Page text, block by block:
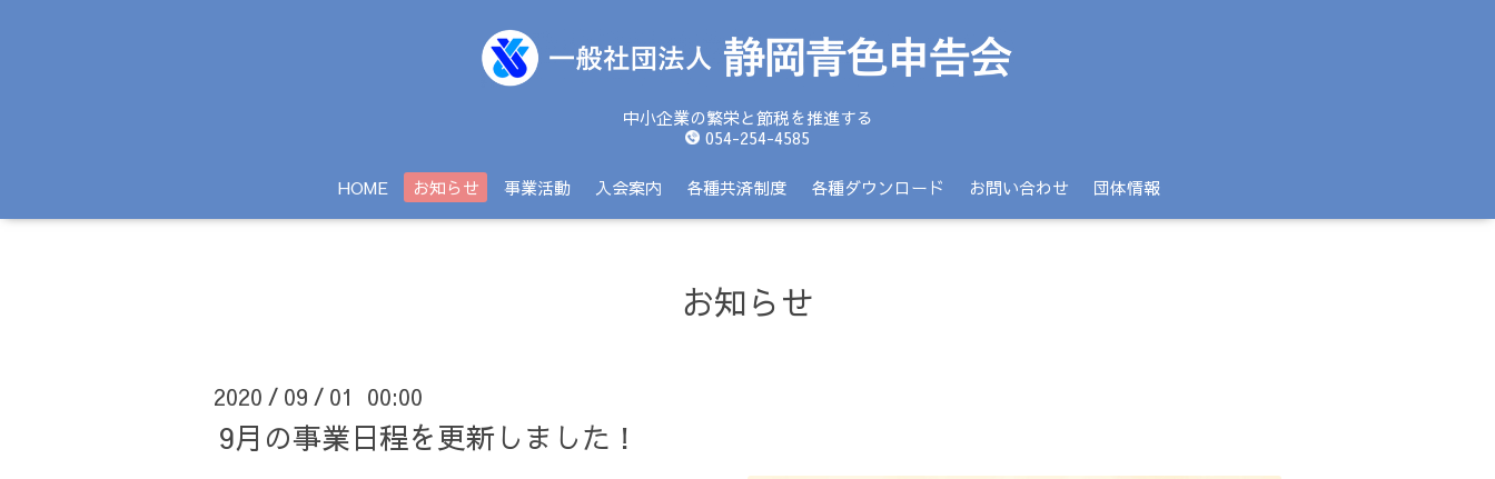
中小企業の繁栄と節税を推進する
054-254-4585
HOME お知らせ 事業活動 入会案内 各種共済制度 各種ダウンロード お問い合わせ 団体情報
お知らせ
2020 / 09 / 01 00:00
9月の事業日程を更新しました！